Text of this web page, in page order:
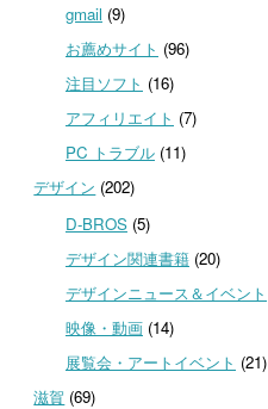
gmail (9)
お薦めサイト (96)
注目ソフト (16)
アフィリエイト (7)
PC トラブル(11)
デザイン (202)
D-BROS(5)
デザイン関連書籍(20)
デザインニュース＆イベント
映像・動画(14)
展覧会・アートイベント (21)
滋賀 (69)